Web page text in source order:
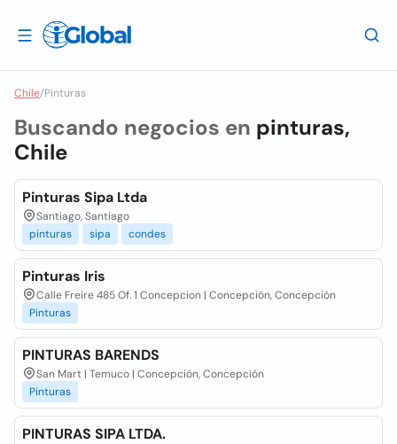
Chile/Pinturas
Buscando negocios en pinturas,
Chile
Pinturas Sipa Ltda
Santiago, Santiago
pinturas
sipa condes
Pinturas Iris
Calle Freire 485 Of. 1 Concepcion | Concepción, Concepción
Pinturas
PINTURAS BARENDS
San Mart | Temuco | Concepción, Concepción
Pinturas
PINTURAS SIPA LTDA.